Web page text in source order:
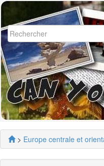
> Europe centrale et